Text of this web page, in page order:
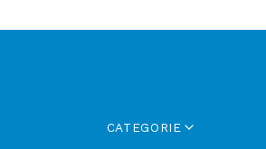
CATEGORIE